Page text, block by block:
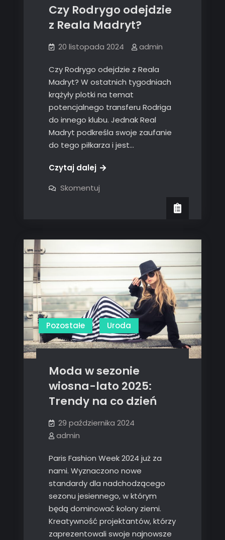
Czy Rodrygo odejdzie
z Reala Madryt?
20 listopada 2024 admin
Czy Rodrygo odejdzie z Reala
Madryt? W ostatnich tygodniach
krążyły plotki na temat
potencjalnego transferu Rodriga
do innego klubu. Jednak Real
Madryt podkreśla swoje zaufanie
do tego piłkarza i jest…
Czytaj dalej
Skomentujon
Czy
Pozostałe Uroda
Moda w sezonie
wiosna-lato 2025:
Trendy na co dzień
29 października 2024
admin
Paris Fashion Week 2024 już za
nami. Wyznaczono nowe
standardy dla nadchodzącego
sezonu jesiennego, w którym
będą dominować kolory ziemi.
Kreatywność projektantów, którzy
zaprezentowali swoje najnowsze